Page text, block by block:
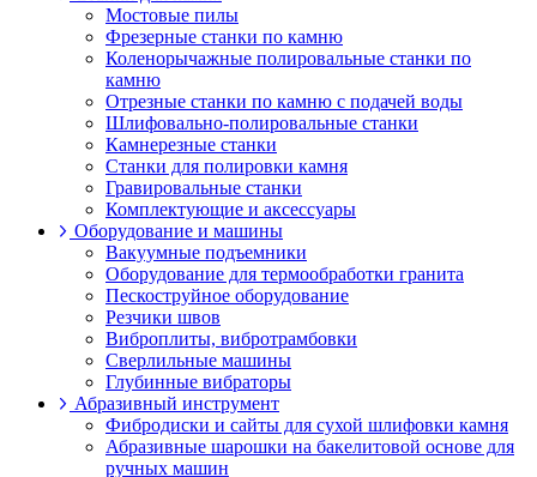
Мостовые пилы
Фрезерные станки по камню
Коленорычажные полировальные станки по
камню
Отрезные станки по камню с подачей воды
Шлифовально-полировальные станки
Камнерезные станки
Станки для полировки камня
Гравировальные станки
Комплектующие и аксессуары
Оборудование и машины
Вакуумные подъемники
Оборудование для термообработки гранита
Пескоструйное оборудование
Резчики швов
Виброплиты, вибротрамбовки
Cверлильные машины
Глубинные вибраторы
Абразивный инструмент
Фибродиски и сайты для сухой шлифовки камня
Абразивные шарошки на бакелитовой основе для
ручных машин